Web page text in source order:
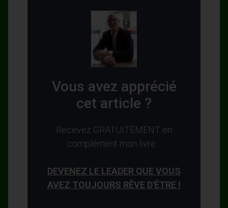
Vous avez apprécié
cet article ?
Recevez GRATUITEMENT en
complément mon livre :
DEVENEZ LE LEADER QUE VOUS
AVEZ TOUJOURS RÊVE D'ÊTRE !